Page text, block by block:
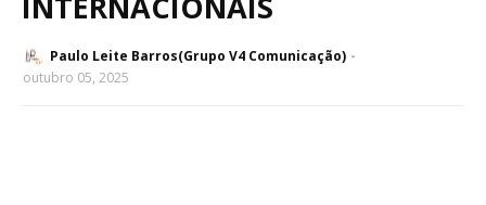
Paulo Leite Barros(Grupo V4 Comunicação)
outubro 05, 2025